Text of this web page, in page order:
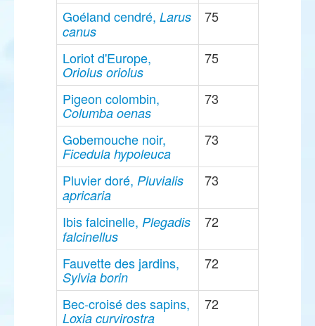
Goéland cendré, Larus
canus
75
Loriot d'Europe,
Oriolus oriolus
75
Pigeon colombin,
Columba oenas
73
Gobemouche noir,
Ficedula hypoleuca
73
Pluvier doré, Pluvialis
apricaria
73
Ibis falcinelle, Plegadis
falcinellus
72
Fauvette des jardins,
Sylvia borin
72
Bec-croisé des sapins,
Loxia curvirostra
72